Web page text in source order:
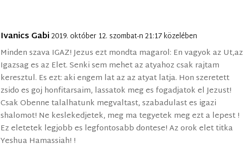
Ivanics Gabi2019. október 12. szombat-n 21:17 közelében
Minden szava IGAZ! Jezus ezt mondta magarol: En vagyok az Ut,az
Igazsag es az Elet. Senki sem mehet az atyahoz csak rajtam
keresztul. Es ezt: aki engem lat az az atyat latja. Hon szeretett
zsido es goj honfitarsaim, lassatok meg es fogadjatok el Jezust!
Csak Obenne talalhatunk megvaltast, szabadulast es igazi
shalomot! Ne keslekedjetek, meg ma tegyetek meg ezt a lepest !
Ez eletetek legjobb es legfontosabb dontese! Az orok elet titka
Yeshua Hamassiah! !